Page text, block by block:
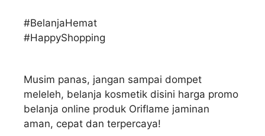
#BelanjaHemat
#HappyShopping
Musim panas, jangan sampai dompet
meleleh, belanja kosmetik disini harga promo
belanja online produk Oriflame jaminan
aman, cepat dan terpercaya!